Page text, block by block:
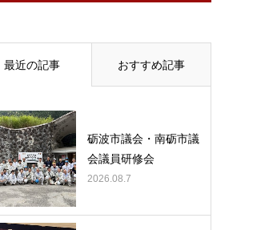
最近の記事 おすすめ記事
砺波市議会・南砺市議
会議員研修会
2026.08.7